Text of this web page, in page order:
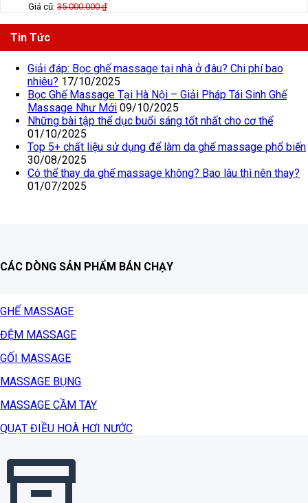
Giá cũ: 35.000.000₫
Tin Tức
Giải đáp: Bọc ghế massage tại nhà ở đâu? Chi phí bao
nhiêu? 17/10/2025
Bọc Ghế Massage Tại Hà Nội – Giải Pháp Tái Sinh Ghế
Massage Như Mới 09/10/2025
Những bài tập thể dục buổi sáng tốt nhất cho cơ thể
01/10/2025
Top 5+ chất liệu sử dụng để làm da ghế massage phổ biến
30/08/2025
Có thể thay da ghế massage không? Bao lâu thì nên thay?
01/07/2025
CÁC DÒNG SẢN PHẨM BÁN CHẠY
GHẾ MASSAGE
ĐỆM MASSAGE
GỐI MASSAGE
MASSAGE BỤNG
MASSAGE CẦM TAY
QUẠT ĐIỀU HOÀ HƠI NƯỚC